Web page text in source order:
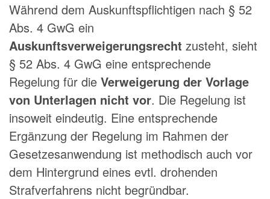
Während dem Auskunftspflichtigen nach § 52
Abs. 4 GwG ein
Auskunftsverweigerungsrecht zusteht, sieht
§ 52 Abs. 4 GwG eine entsprechende
Regelung für die Verweigerung der Vorlage
von Unterlagen nicht vor. Die Regelung ist
insoweit eindeutig. Eine entsprechende
Ergänzung der Regelung im Rahmen der
Gesetzesanwendung ist methodisch auch vor
dem Hintergrund eines evtl. drohenden
Strafverfahrens nicht begründbar.